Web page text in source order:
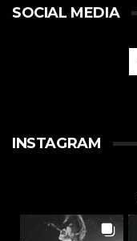
SOCIAL MEDIA
INSTAGRAM